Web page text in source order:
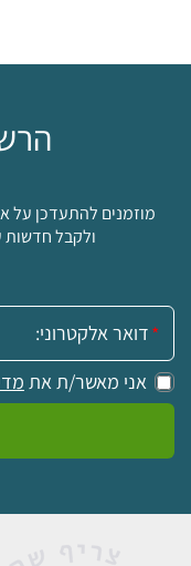
מוזמנים להתעדכן על
ולקבל חדשות
אימייל:
אני מאשר/ת את